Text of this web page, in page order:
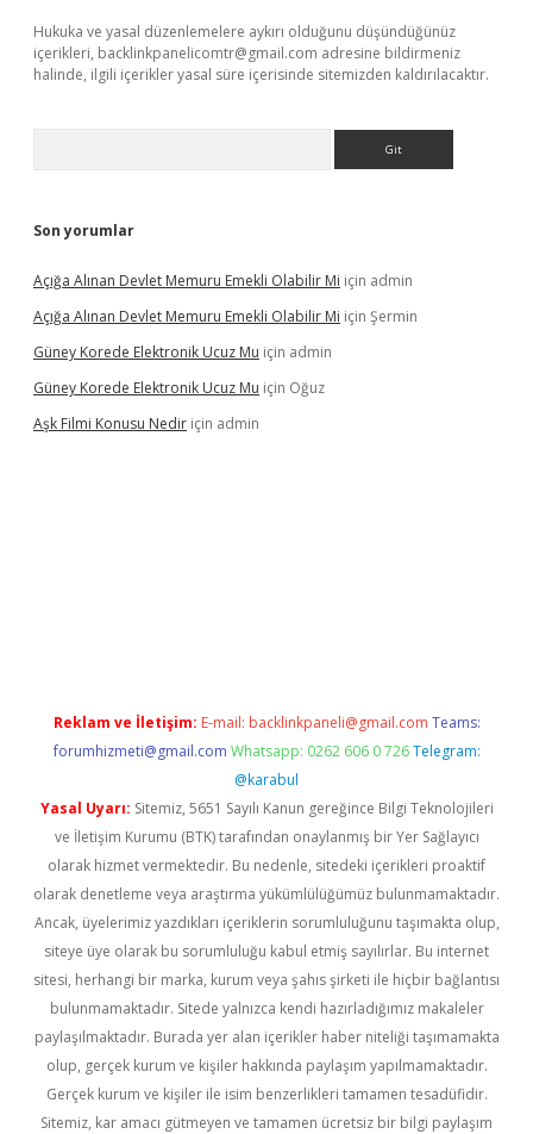
Hukuka ve yasal düzenlemelere aykırı olduğunu düşündüğünüz
içerikleri, backlinkpanelicomtr@gmail.com adresine bildirmeniz
halinde, ilgili içerikler yasal süre içerisinde sitemizden kaldırılacaktır.
Son yorumlar
Açığa Alınan Devlet Memuru Emekli Olabilir Mi için admin
Açığa Alınan Devlet Memuru Emekli Olabilir Mi için Şermin
Güney Korede Elektronik Ucuz Mu için admin
Güney Korede Elektronik Ucuz Mu için Oğuz
Aşk Filmi Konusu Nedir için admin
Reklam ve İletişim: E-mail: backlinkpaneli@gmail.com Teams:
forumhizmeti@gmail.com Whatsapp: 0262 606 0 726 Telegram:
@karabul
Yasal Uyarı: Sitemiz, 5651 Sayılı Kanun gereğince Bilgi Teknolojileri
ve İletişim Kurumu (BTK) tarafından onaylanmış bir Yer Sağlayıcı
olarak hizmet vermektedir. Bu nedenle, sitedeki içerikleri proaktif
olarak denetleme veya araştırma yükümlülüğümüz bulunmamaktadır.
Ancak, üyelerimiz yazdıkları içeriklerin sorumluluğunu taşımakta olup,
siteye üye olarak bu sorumluluğu kabul etmiş sayılırlar. Bu internet
sitesi, herhangi bir marka, kurum veya şahıs şirketi ile hiçbir bağlantısı
bulunmamaktadır. Sitede yalnızca kendi hazırladığımız makaleler
paylaşılmaktadır. Burada yer alan içerikler haber niteliği taşımamakta
olup, gerçek kurum ve kişiler hakkında paylaşım yapılmamaktadır.
Gerçek kurum ve kişiler ile isim benzerlikleri tamamen tesadüfidir.
Sitemiz, kar amacı gütmeyen ve tamamen ücretsiz bir bilgi paylaşım